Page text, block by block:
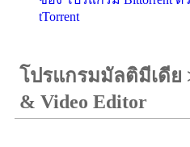
tTorrent
โปรแกรมมัลติมีเดีย
& Video Editor